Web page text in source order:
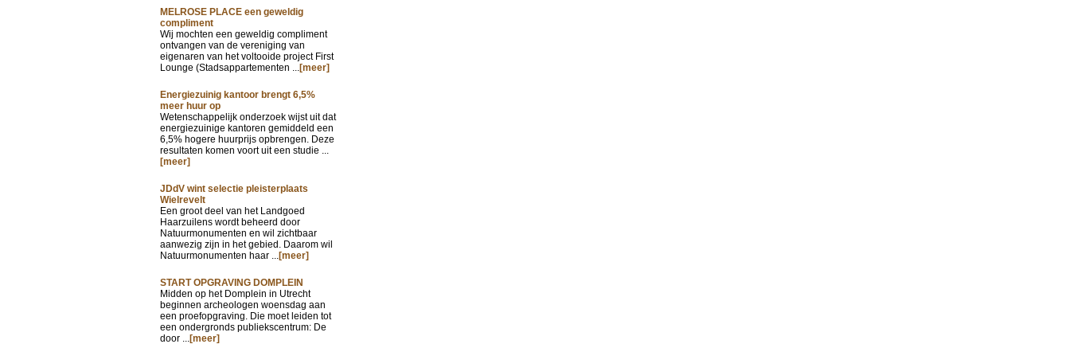
MELROSE PLACE een geweldig
compliment
Wij mochten een geweldig compliment
ontvangen van de vereniging van
eigenaren van het voltooide project First
Lounge (Stadsappartementen ...[meer]
Energiezuinig kantoor brengt 6,5%
meer huur op
Wetenschappelijk onderzoek wijst uit dat
energiezuinige kantoren gemiddeld een
6,5% hogere huurprijs opbrengen. Deze
resultaten komen voort uit een studie ...
[meer]
JDdV wint selectie pleisterplaats
Wielrevelt
Een groot deel van het Landgoed
Haarzuilens wordt beheerd door
Natuurmonumenten en wil zichtbaar
aanwezig zijn in het gebied. Daarom wil
Natuurmonumenten haar ...[meer]
START OPGRAVING DOMPLEIN
Midden op het Domplein in Utrecht
beginnen archeologen woensdag aan
een proefopgraving. Die moet leiden tot
een ondergronds publiekscentrum: De
door ...[meer]